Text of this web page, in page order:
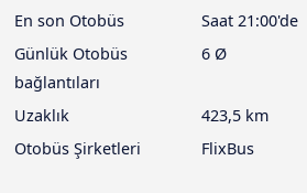
En son Otobüs
Saat 21:00'de
Günlük Otobüs
bağlantıları
6 Ø
Uzaklık
423,5 km
Otobüs Şirketleri
FlixBus